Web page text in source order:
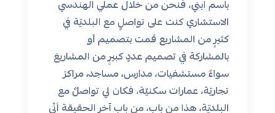
باسم ابني، فنحن من خلال عملي الهندسي
الاستشاري كنت على تواصلٍ مع البلديّة في
كثيرٍ من المشاريع قمت بتصميم أو
بالمشاركة في تصميم عددٍ كبيرٍ من المشاريعَ
سواءً مستشفيات، مدارس، مساجد، مراكز
تجاريّة، عمارات سكنيّة، فكان لي تواصلٌ مع
البلديّة، هذا من باب، من بابٍ آخر الحقيقة أنّي